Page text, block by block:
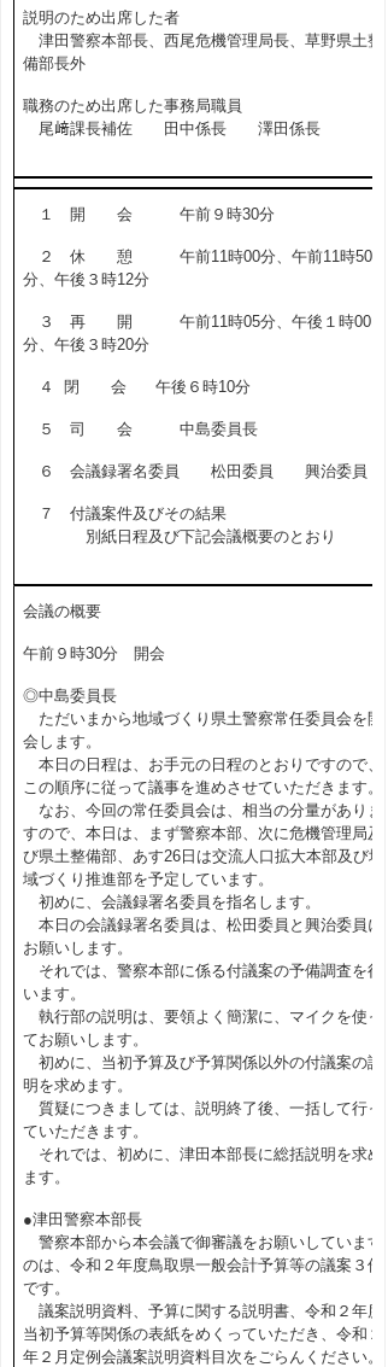
説明のため出席した者
津田警察本部長、西尾危機管理局長、草野県土整
備部長外
職務のため出席した事務局職員
尾﨑課長補佐 田中係長 澤田係長
１ 開 会 午前９時30分
２ 休 憩 午前11時00分、午前11時50
分、午後３時12分
３ 再 開 午前11時05分、午後１時00
分、午後３時20分
４ 閉 会 午後６時10分
５ 司 会 中島委員長
６ 会議録署名委員 松田委員 興治委員
７ 付議案件及びその結果
別紙日程及び下記会議概要のとおり
会議の概要
午前９時30分 開会
◎中島委員長
ただいまから地域づくり県土警察常任委員会を開
会します。
本日の日程は、お手元の日程のとおりですので、
この順序に従って議事を進めさせていただきます。
なお、今回の常任委員会は、相当の分量がありま
すので、本日は、まず警察本部、次に危機管理局及
び県土整備部、あす26日は交流人口拡大本部及び地
域づくり推進部を予定しています。
初めに、会議録署名委員を指名します。
本日の会議録署名委員は、松田委員と興治委員に
お願いします。
それでは、警察本部に係る付議案の予備調査を行
います。
執行部の説明は、要領よく簡潔に、マイクを使っ
てお願いします。
初めに、当初予算及び予算関係以外の付議案の説
明を求めます。
質疑につきましては、説明終了後、一括して行っ
ていただきます。
それでは、初めに、津田本部長に総括説明を求め
ます。
●津田警察本部長
警察本部から本会議で御審議をお願いしています
のは、令和２年度鳥取県一般会計予算等の議案３件
です。
議案説明資料、予算に関する説明書、令和２年度
当初予算等関係の表紙をめくっていただき、令和２
年２月定例会議案説明資料目次をごらんください。